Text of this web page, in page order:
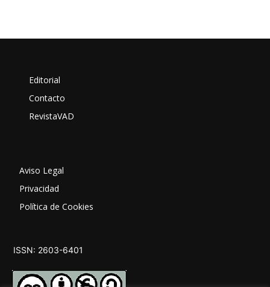
Editorial
Contacto
RevistaVAD
Aviso Legal
Privacidad
Política de Cookies
ISSN: 2603-6401